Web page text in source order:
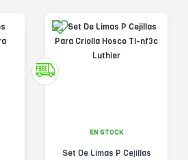
EN STOCK
Set De Limas P Cejillas